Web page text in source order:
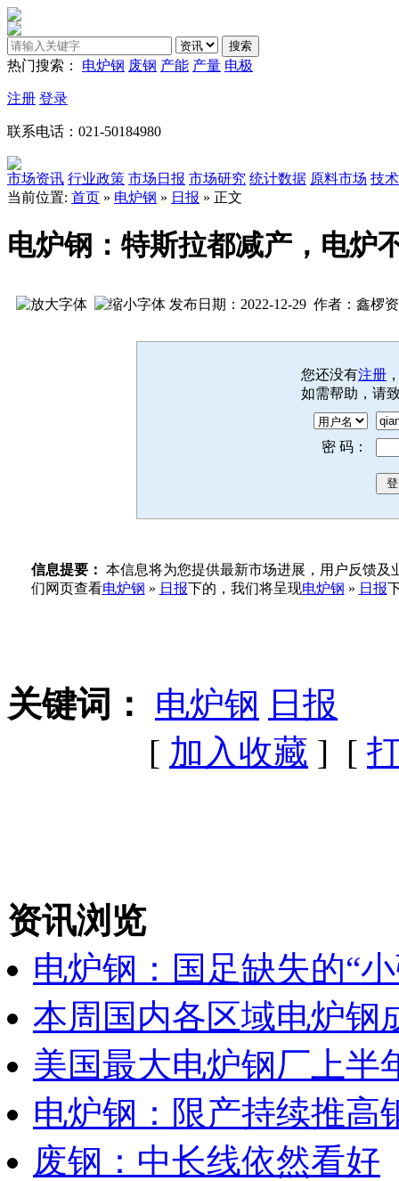
热门搜索： 电炉钢 废钢 产能 产量 电极
注册 登录
联系电话：021-50184980
市场资讯 行业政策 市场日报 市场研究 统计数据 原料市场 技
当前位置: 首页 » 电炉钢 » 日报 » 正文
电炉钢：特斯拉都减产，电炉
发布日期：2022-12-29 作者：鑫椤
您还没有注册
如需帮助，请
密 码：
信息提要： 本信息将为您提供最新市场进展，用户反馈
们网页查看电炉钢 » 日报下的，我们将呈现电炉钢 » 日报
关键词： 电炉钢 日报
[ 加入收藏 ] [
资讯浏览
电炉钢：国足缺失的“
本周国内各区域电炉钢
美国最大电炉钢厂上半
电炉钢：限产持续推高
废钢：中长线依然看好